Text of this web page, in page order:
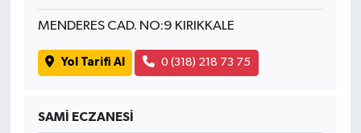
MENDERES CAD. NO:9 KIRIKKALE
Yol Tarifi Al 0 (318) 218 73 75
SAMİ ECZANESİ